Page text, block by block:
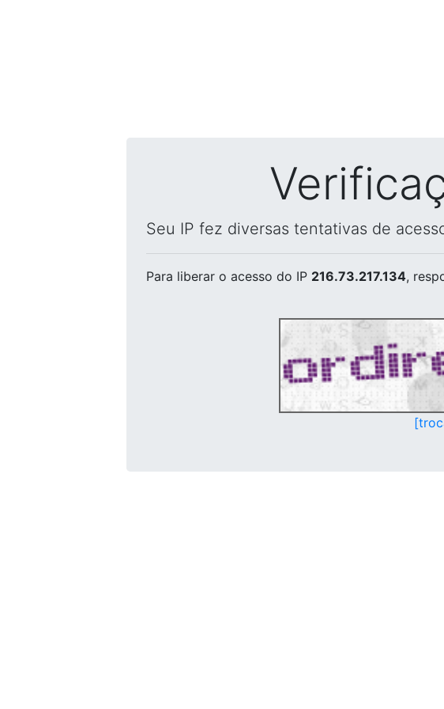
Seu IP fez diversas tentativas de
Para liberar o acesso do IP 216.73.217.134,